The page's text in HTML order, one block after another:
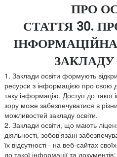
ПРО
СТАТТЯ 30.
1. Заклади освіти формують
ресурси з інформацією про свою
таку інформацію. Доступ до
зору може забезпечуватися в
можливостей закладу освіти.
2. Заклади освіти, що мають
діяльності, зобов’язані
їх відсутності - на веб-сайтах
до такої інформації та документів: